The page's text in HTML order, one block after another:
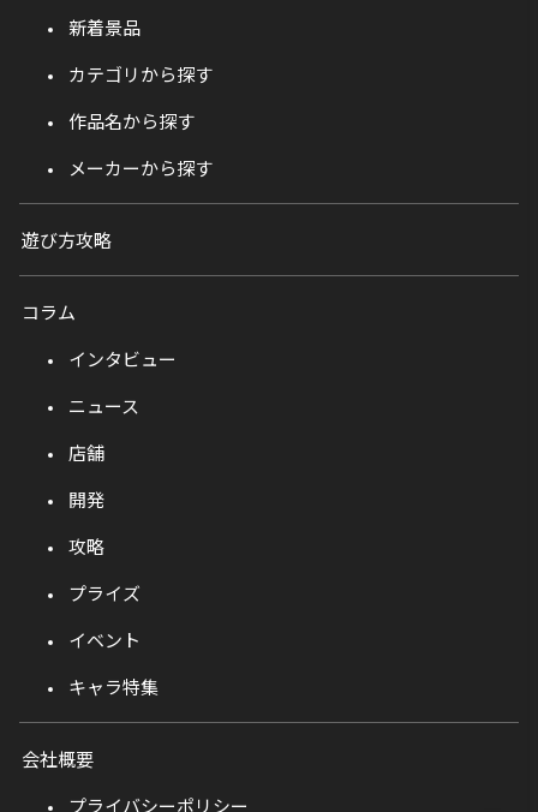
新着景品
カテゴリから探す
作品名から探す
メーカーから探す
遊び方攻略
コラム
インタビュー
ニュース
店舗
開発
攻略
プライズ
イベント
キャラ特集
会社概要
プライバシーポリシー